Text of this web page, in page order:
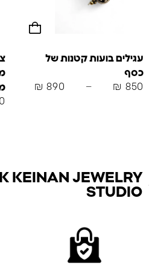
עגילים בועות קטנות של
כסף
₪ 850
–
₪ 890
KEINAN JEWELRY
STUDIO